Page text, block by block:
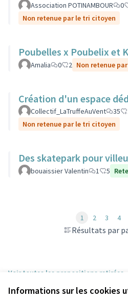
Informations sur les cookies
Association POTINAMBOUR 0
Non retenue par le tri citoyen
Poubelles x Poubelix et
Amalia 0 2 Non retenue
Création d'un espace
Collectif_LaTruffeAuVent 35
Non retenue par le tri citoyen
Des skatepark pour
bouaissier Valentin 1 5
Résultats par
1 2 3 4
Voir toutes les propositions retirées